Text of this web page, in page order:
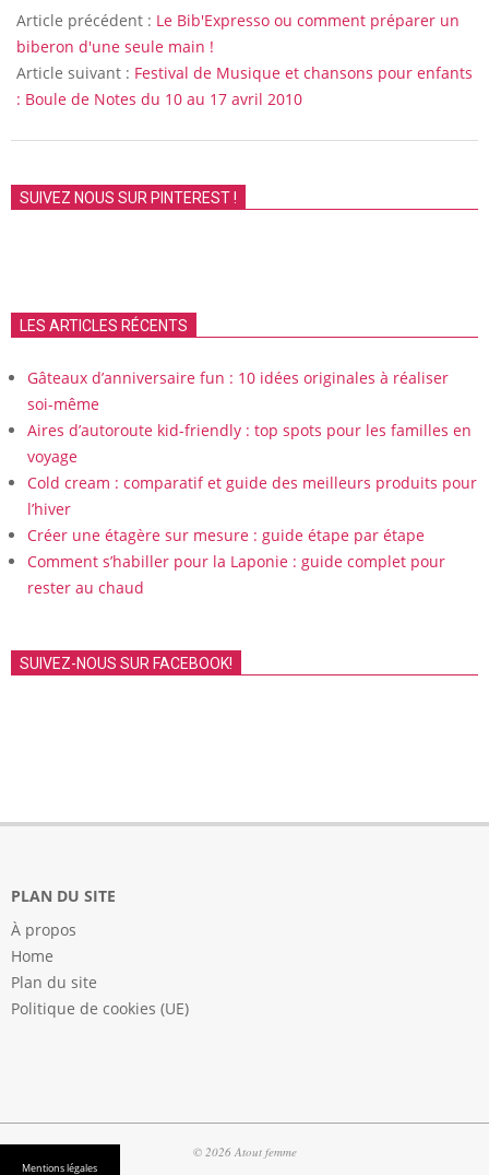
Mentions légales
01-
29
Article précédent : Le Bib'Expresso ou comment préparer un
biberon d'une seule main !
Article suivant : Festival de Musique et chansons pour enfants
: Boule de Notes du 10 au 17 avril 2010
SUIVEZ NOUS SUR PINTEREST !
LES ARTICLES RÉCENTS
Gâteaux d’anniversaire fun : 10 idées originales à réaliser
soi-même
Aires d’autoroute kid-friendly : top spots pour les familles en
voyage
Cold cream : comparatif et guide des meilleurs produits pour
l’hiver
Créer une étagère sur mesure : guide étape par étape
Comment s’habiller pour la Laponie : guide complet pour
rester au chaud
SUIVEZ-NOUS SUR FACEBOOK!
PLAN DU SITE
À propos
Home
Plan du site
Politique de cookies (UE)
© 2026 Atout femme